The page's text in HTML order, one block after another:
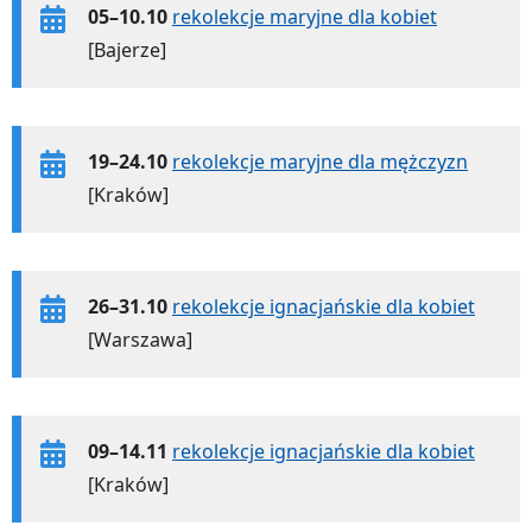
05–10.10 rekolekcje maryjne dla kobiet
[Bajerze]
19–24.10 rekolekcje maryjne dla mężczyzn
[Kraków]
26–31.10 rekolekcje ignacjańskie dla kobiet
[Warszawa]
09–14.11 rekolekcje ignacjańskie dla kobiet
[Kraków]